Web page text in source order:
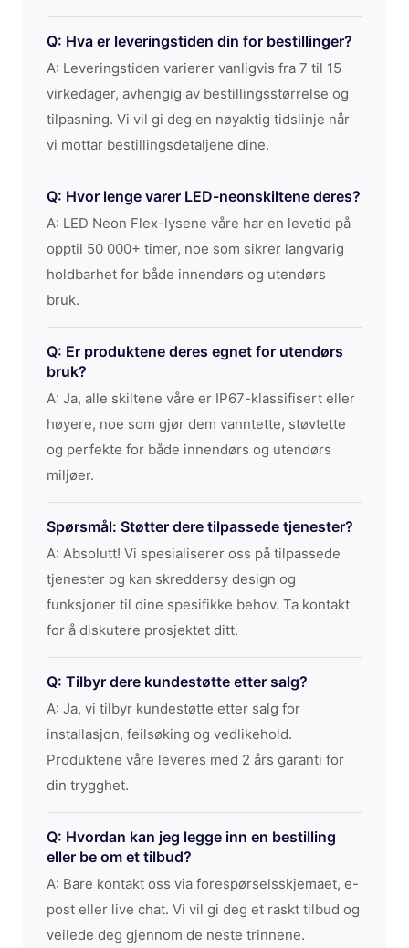
Q: Hva er leveringstiden din for bestillinger?
A: Leveringstiden varierer vanligvis fra 7 til 15
virkedager, avhengig av bestillingsstørrelse og
tilpasning. Vi vil gi deg en nøyaktig tidslinje når
vi mottar bestillingsdetaljene dine.
Q: Hvor lenge varer LED-neonskiltene deres?
A: LED Neon Flex-lysene våre har en levetid på
opptil 50 000+ timer, noe som sikrer langvarig
holdbarhet for både innendørs og utendørs
bruk.
Q: Er produktene deres egnet for utendørs
bruk?
A: Ja, alle skiltene våre er IP67-klassifisert eller
høyere, noe som gjør dem vanntette, støvtette
og perfekte for både innendørs og utendørs
miljøer.
Spørsmål: Støtter dere tilpassede tjenester?
A: Absolutt! Vi spesialiserer oss på tilpassede
tjenester og kan skreddersy design og
funksjoner til dine spesifikke behov. Ta kontakt
for å diskutere prosjektet ditt.
Q: Tilbyr dere kundestøtte etter salg?
A: Ja, vi tilbyr kundestøtte etter salg for
installasjon, feilsøking og vedlikehold.
Produktene våre leveres med 2 års garanti for
din trygghet.
Q: Hvordan kan jeg legge inn en bestilling
eller be om et tilbud?
A: Bare kontakt oss via forespørselsskjemaet, e-
post eller live chat. Vi vil gi deg et raskt tilbud og
veilede deg gjennom de neste trinnene.